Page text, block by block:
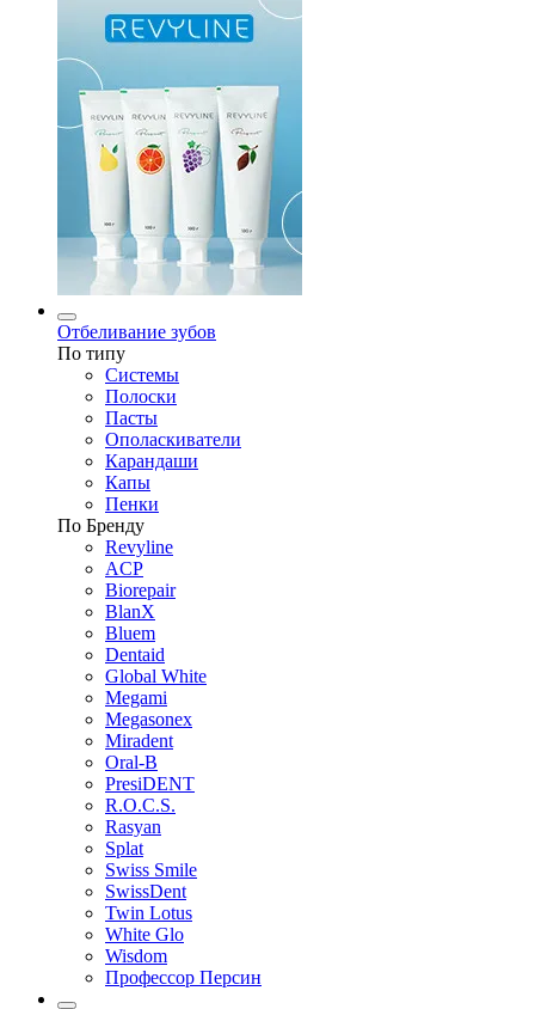
Отбеливание зубов
По типу
Системы
Полоски
Пасты
Ополаскиватели
Карандаши
Капы
Пенки
По Бренду
Revyline
ACP
Biorepair
BlanX
Bluem
Dentaid
Global White
Megami
Megasonex
Miradent
Oral-B
PresiDENT
R.O.C.S.
Rasyan
Splat
Swiss Smile
SwissDent
Twin Lotus
White Glo
Wisdom
Профессор Персин